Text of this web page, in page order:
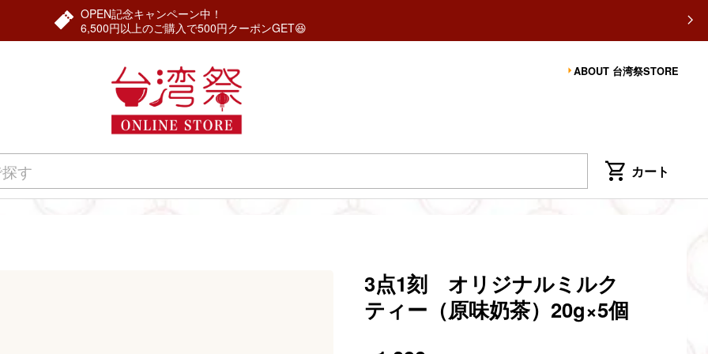
OPEN記念キャンペーン中！
6,500円以上のご購入で500円クーポンGET😆
ABOUT 台湾祭STORE
3点1刻 オリジナルミルク
ティー（原味奶茶）20g×5個